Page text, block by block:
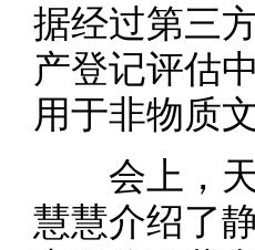
据经过第三
产登记评估
用于非物质
会上，天
慧慧介绍了